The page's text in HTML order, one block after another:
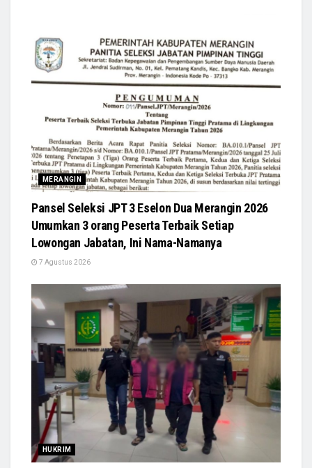
MERANGIN
Pansel Seleksi JPT 3 Eselon Dua Merangin 2026
Umumkan 3 orang Peserta Terbaik Setiap
Lowongan Jabatan, Ini Nama-Namanya
7 Agustus 2026
HUKRIM